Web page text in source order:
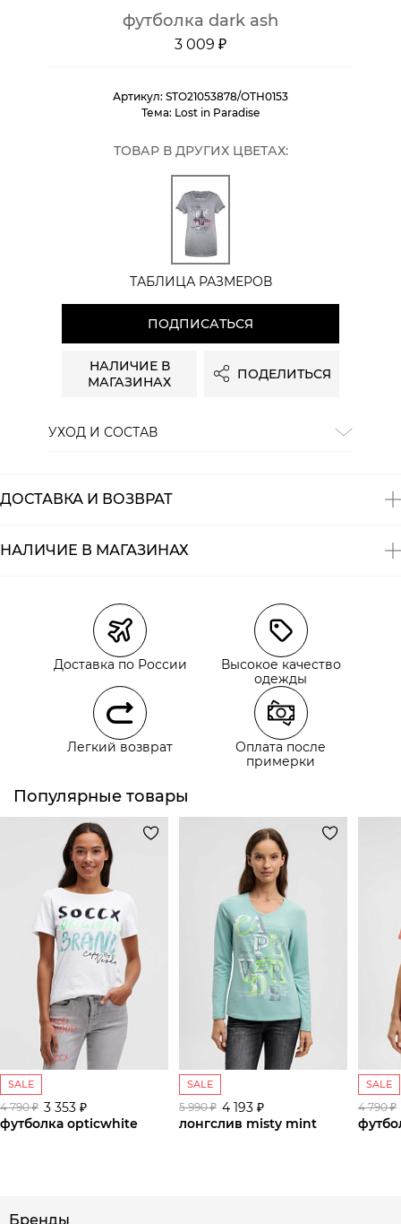
футболка dark ash
3 009 ₽
Артикул: STO21053878/OTH0153
Тема: Lost in Paradise
ТОВАР В ДРУГИХ ЦВЕТАХ:
ТАБЛИЦА РАЗМЕРОВ
ПОДПИСАТЬСЯ
НАЛИЧИЕ В
МАГАЗИНАХ
ПОДЕЛИТЬСЯ
УХОД И СОСТАВ
ДОСТАВКА И ВОЗВРАТ
Курьерская доставка СДЭК
Самовывоз из пункта выдачи СДЭК
Самовывоз из наших магазинов
Курьерская доставка СДЭК
Самовывоз из пункта выдачи СДЭК
НАЛИЧИЕ В МАГАЗИНАХ
Доставка по России
Высокое качество
одежды
Легкий возврат
Оплата после
примерки
Популярные товары
SALE
4 790 ₽ 3 353 ₽
футболка opticwhite
SALE
5 990 ₽ 4 193 ₽
лонгслив misty mint
SALE
4 790 ₽
Бренды